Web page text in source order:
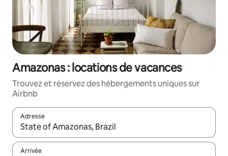
Amazonas : locations de vacances
Trouvez et réservez des hébergements uniques sur
Airbnb
Adresse
Lorsque les résultats s'affichent, utilisez les flèches vers le
Arrivée